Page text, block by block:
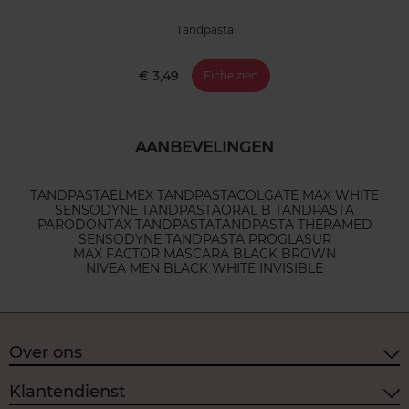
Tandpasta
€ 3,49 Fiche zien
AANBEVELINGEN
TANDPASTAELMEX TANDPASTACOLGATE MAX WHITE
SENSODYNE TANDPASTAORAL B TANDPASTA
PARODONTAX TANDPASTATANDPASTA THERAMED
SENSODYNE TANDPASTA PROGLASUR
MAX FACTOR MASCARA BLACK BROWN
NIVEA MEN BLACK WHITE INVISIBLE
Over ons
Klantendienst